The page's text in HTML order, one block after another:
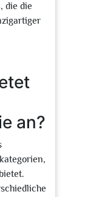
die die
an?